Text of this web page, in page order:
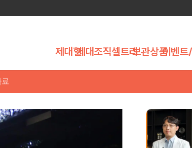
제대혈제대조직셀트리보관상품이벤트
료